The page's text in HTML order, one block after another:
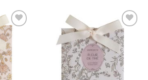
Add to
wishlist
Add to
wishlist